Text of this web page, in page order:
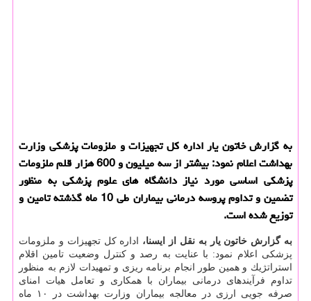
به گزارش خاتون یار اداره كل تجهیزات و ملزومات پزشكی وزارت
بهداشت اعلام نمود: بیشتر از سه میلیون و 600 هزار قلم ملزومات
پزشكی اساسی مورد نیاز دانشگاه های علوم پزشكی به منظور
تضمین و تداوم پروسه درمانی بیماران طی 10 ماه گذشته تامین و
توزیع شده است.
به گزارش خاتون یار به نقل از ایسنا،
اداره كل تجهیزات و ملزومات
پزشكی اعلام نمود: با عنایت به رصد و كنترل وضعیت تامین اقلام
استراتژیك و همین طور انجام برنامه ریزی و تمهیدات لازم به منظور
تداوم فرآیندهای درمانی بیماران با همكاری و تعامل هیات امنای
صرفه جویی ارزی در معالجه بیماران وزارت بهداشت در ۱۰ ماه